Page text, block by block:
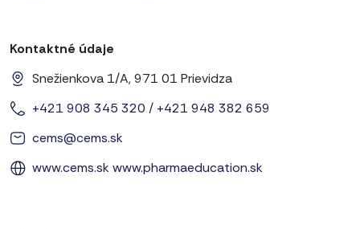
Kontaktné údaje
Snežienkova 1/A, 971 01 Prievidza
+421 908 345 320 / +421 948 382 659
cems@cems.sk
www.cems.skwww.pharmaeducation.sk